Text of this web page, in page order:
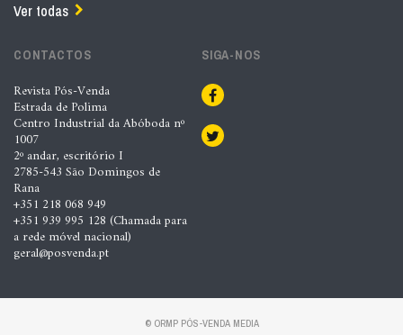
Ver todas
CONTACTOS
Revista Pós-Venda
Estrada de Polima
Centro Industrial da Abóboda nº
1007
2º andar, escritório I
2785-543 São Domingos de
Rana
+351 218 068 949
+351 939 995 128 (Chamada para
a rede móvel nacional)
geral@posvenda.pt
SIGA-NOS
© ORMP PÓS-VENDA MEDIA